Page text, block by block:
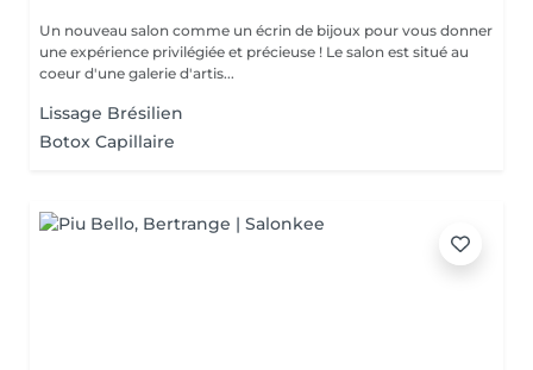
Un nouveau salon comme un écrin de bijoux pour vous donner
une expérience privilégiée et précieuse ! Le salon est situé au
coeur d'une galerie d'artis...
Lissage Brésilien
Botox Capillaire